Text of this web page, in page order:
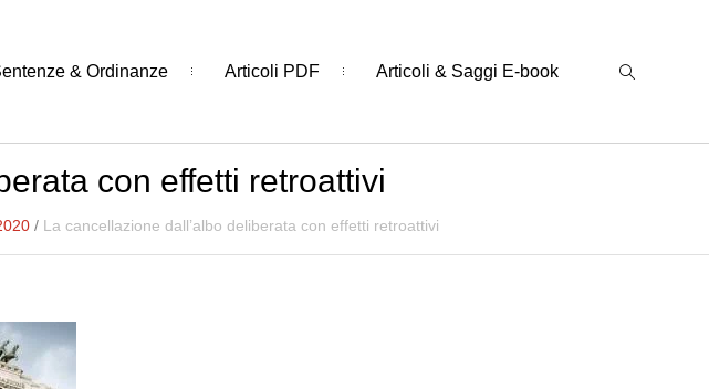
& Ordinanze Articoli PDF Articoli & Saggi E-book
con effetti retroattivi
/ La cancellazione dall’albo deliberata con effetti retroattivi